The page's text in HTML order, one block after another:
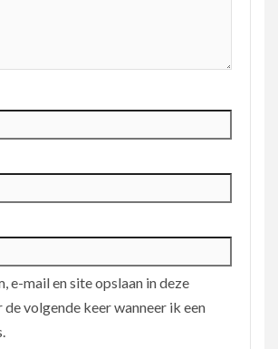
e-mail en site opslaan in deze
volgende keer wanneer ik een